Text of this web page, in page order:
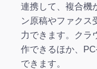
連携して、複合機
ン原稿やファクス
力できます。クラ
作できるほか、
できます。